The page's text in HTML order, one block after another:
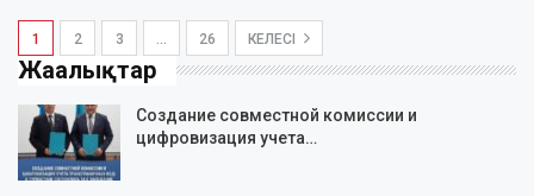
1 2 3 … 26 КЕЛЕСІ
Жаңалықтар
Создание совместной комиссии и
цифровизация учета…